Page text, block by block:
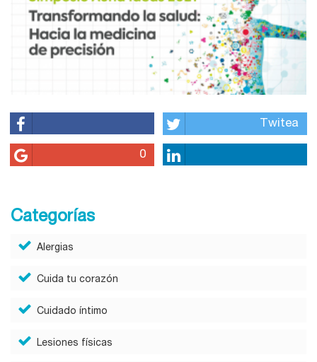
Twitea
0
Categorías
Alergias
Cuida tu corazón
Cuidado íntimo
Lesiones físicas